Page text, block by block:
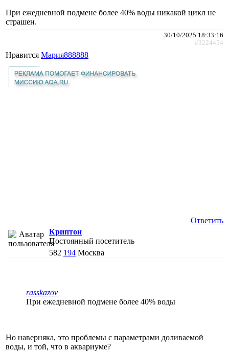
При ежедневной подмене более 40% воды никакой цикл не
страшен.
30/10/2025 18:33:16
#3224454
Нравится Мария888888
Ответить
Криптон
Постоянный посетитель
582 194 Москва
rasskazov
При ежедневной подмене более 40% воды
Но наверняка, это проблемы с параметрами доливаемой
воды, и той, что в аквариуме?